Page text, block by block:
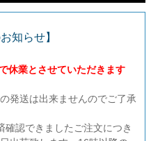
知らせ】
休業とさせていただきます
発送は出来ませんのでご了承
認できましたご注文につき